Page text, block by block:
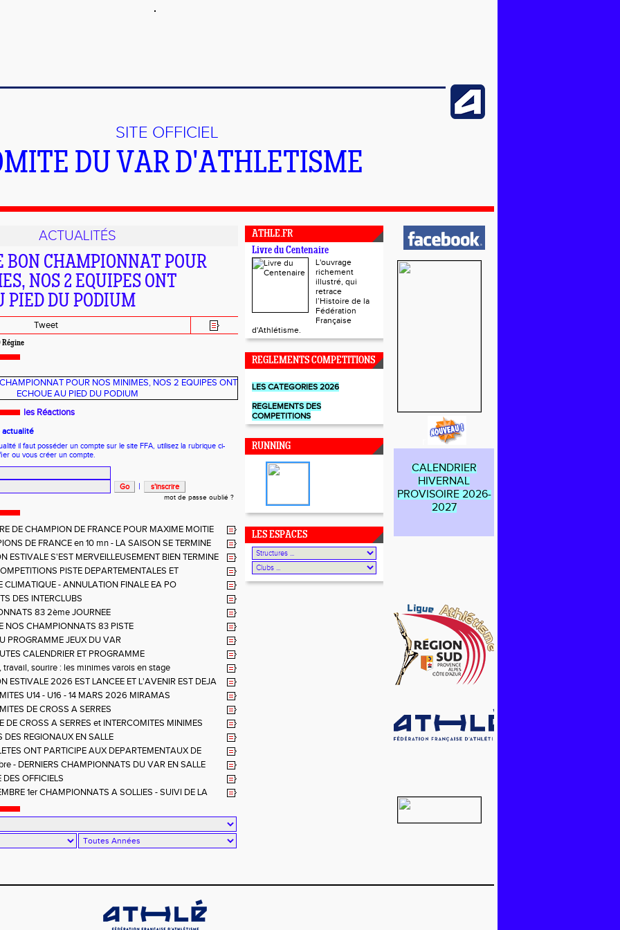
SITE OFFICIEL
DU VAR D'ATHLETISME
ACTUALITÉS
BON CHAMPIONNAT POUR
NOS 2 EQUIPES ONT
PIED DU PODIUM
Tweet
Régine
les Réactions
actualité
il faut posséder un compte sur le site FFA, utilisez la rubrique ci-
ou vous créer un compte.
|
mot de passe oublié ?
DE CHAMPION DE FRANCE POUR MAXIME MOITIE
aux ELITES à ALBI
DE FRANCE en 10 mn - LA SAISON SE TERMINE
BIEN
ESTIVALE S'EST MERVEILLEUSEMENT BIEN TERMINE
U14 - U16
PISTE DEPARTEMENTALES ET
CLIMATIQUE - ANNULATION FINALE EA PO
DES INTERCLUBS
83 2ème JOURNEE
NOS CHAMPIONNATS 83 PISTE
PROGRAMME JEUX DU VAR
CALENDRIER ET PROGRAMME
travail, sourire : les minimes varois en stage
ESTIVALE 2026 EST LANCEE ET L'AVENIR EST DEJA
U14 - U16 - 14 MARS 2026 MIRAMAS
DE CROSS A SERRES
DE CROSS A SERRES et INTERCOMITES MINIMES
DES REGIONAUX EN SALLE
ONT PARTICIPE AUX DEPARTEMENTAUX DE
CRAU
- DERNIERS CHAMPIONNATS DU VAR EN SALLE
DES OFFICIELS
1er CHAMPIONNATS A SOLLIES - SUIVI DE LA
ATHLE.FR
Livre du Centenaire
L'ouvrage
richement
illustré, qui
retrace
l’Histoire de la
Fédération
Française
d'Athlétisme.
REGLEMENTS COMPETITIONS
LES CATEGORIES 2026
REGLEMENTS DES
COMPETITIONS
RUNNING
LES ESPACES
CALENDRIER
HIVERNAL
PROVISOIRE 2026-
2027